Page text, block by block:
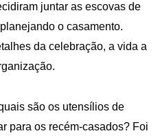
juntar as escovas de
o casamento.
da celebração, a vida a
são os utensílios de
para os recém-casados? Foi